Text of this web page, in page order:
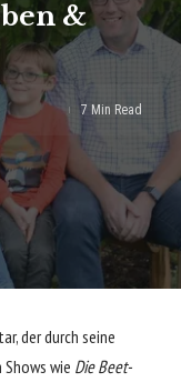
&
7 Min Read
der durch seine
wie Die Beet-